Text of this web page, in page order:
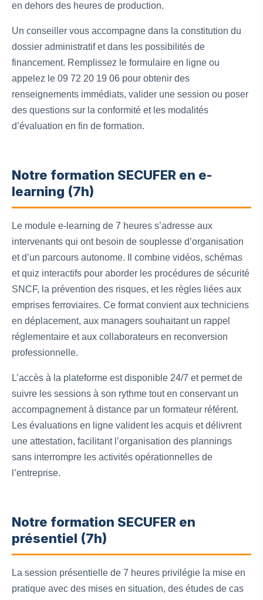
en dehors des heures de production.
Un conseiller vous accompagne dans la constitution du
dossier administratif et dans les possibilités de
financement. Remplissez le formulaire en ligne ou
appelez le 09 72 20 19 06 pour obtenir des
renseignements immédiats, valider une session ou poser
des questions sur la conformité et les modalités
d’évaluation en fin de formation.
Notre formation SECUFER en e-
learning (7h)
Le module e-learning de 7 heures s’adresse aux
intervenants qui ont besoin de souplesse d’organisation
et d’un parcours autonome. Il combine vidéos, schémas
et quiz interactifs pour aborder les procédures de sécurité
SNCF, la prévention des risques, et les règles liées aux
emprises ferroviaires. Ce format convient aux techniciens
en déplacement, aux managers souhaitant un rappel
réglementaire et aux collaborateurs en reconversion
professionnelle.
L’accès à la plateforme est disponible 24/7 et permet de
suivre les sessions à son rythme tout en conservant un
accompagnement à distance par un formateur référent.
Les évaluations en ligne valident les acquis et délivrent
une attestation, facilitant l’organisation des plannings
sans interrompre les activités opérationnelles de
l’entreprise.
Notre formation SECUFER en
présentiel (7h)
La session présentielle de 7 heures privilégie la mise en
pratique avec des mises en situation, des études de cas